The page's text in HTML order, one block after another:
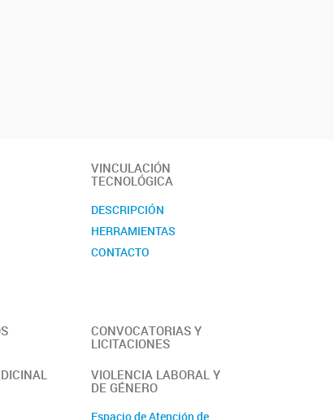
VINCULACIÓN
TECNOLÓGICA
DESCRIPCIÓN
HERRAMIENTAS
CONTACTO
CONVOCATORIAS Y
LICITACIONES
VIOLENCIA LABORAL Y
DE GÉNERO
Espacio de Atención de